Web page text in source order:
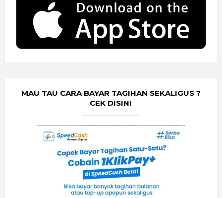
MAU TAU CARA BAYAR TAGIHAN SEKALIGUS ?
CEK DISINI